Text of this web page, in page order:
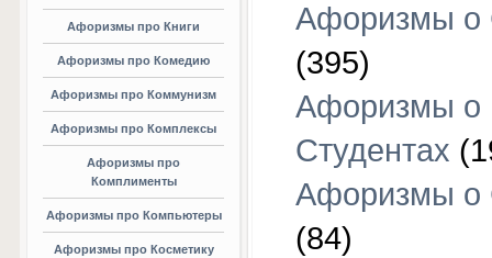
Афоризмы про Книги
Афоризмы про Комедию
Афоризмы про Коммунизм
Афоризмы про Комплексы
Афоризмы про
Комплименты
Афоризмы про Компьютеры
Афоризмы про Косметику
Афоризмы о
(395)
Афоризмы о
Студентах
Афоризмы о
(84)